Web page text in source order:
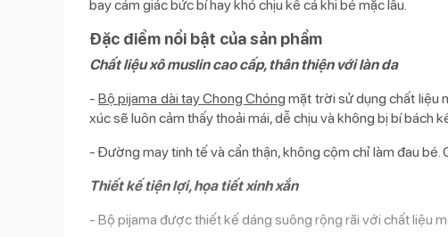
bay cảm giác bức bí hay khó chịu kể cả khi bé mặc lâu.
Đặc điểm nổi bật của sản phẩm
Chất liệu xô muslin cao cấp, thân thiện với làn da
-Bộ pijama dài tay Chong Chóng mặt trời sử dụng chất liệu
xúc sẽ luôn cảm thấy thoải mái, dễ chịu và không bị bí bách
- Đường may tinh tế và cẩn thận, không cộm chỉ làm đau
Thiết kế tiện lợi, họa tiết xinh xắn
- Bộ pijama được thiết kế dáng suông rộng rãi với chất liệu